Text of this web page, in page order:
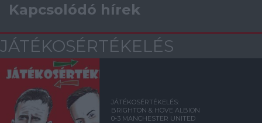
Kapcsolódó hírek
JÁTÉKOSÉRTÉKELÉS
JÁTÉKOSÉRTÉKELÉS:
BRIGHTON & HOVE ALBION
0-3 MANCHESTER UNITED